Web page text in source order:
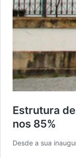
Estrutura
nos 85%
Desde a sua